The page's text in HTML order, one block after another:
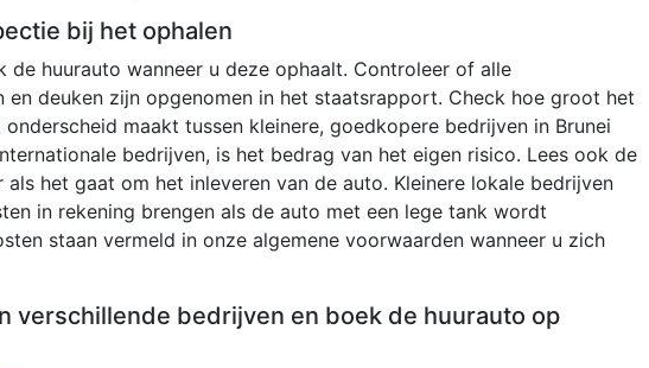
bij het ophalen
de huurauto wanneer u deze ophaalt. Controleer of alle
en deuken zijn opgenomen in het staatsrapport. Check hoe groot het
maakt tussen kleinere, goedkopere bedrijven in Brunei
bedrijven, is het bedrag van het eigen risico. Lees ook de
het gaat om het inleveren van de auto. Kleinere lokale bedrijven
in rekening brengen als de auto met een lege tank wordt
staan ​​vermeld in onze algemene voorwaarden wanneer u zich
verschillende bedrijven en boek de huurauto op